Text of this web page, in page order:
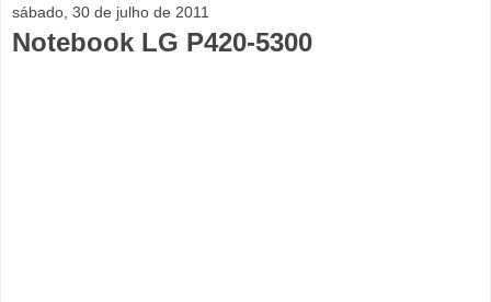
sábado, 30 de julho de 2011
Notebook LG P420-5300